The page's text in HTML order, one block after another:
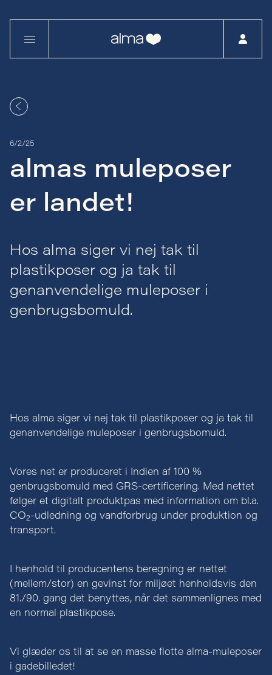
6/2/25
almas muleposer
er landet!
Hos alma siger vi nej tak til
plastikposer og ja tak til
genanvendelige muleposer i
genbrugsbomuld.
Hos alma siger vi nej tak til plastikposer og ja tak til
genanvendelige muleposer i genbrugsbomuld.
Vores net er produceret i Indien af 100 %
genbrugsbomuld med GRS-certificering. Med nettet
følger et digitalt produktpas med information om bl.a.
CO2-udledning og vandforbrug under produktion og
transport.
I henhold til producentens beregning er nettet
(mellem/stor) en gevinst for miljøet henholdsvis den
81./90. gang det benyttes, når det sammenlignes med
en normal plastikpose.
Vi glæder os til at se en masse flotte alma-muleposer
i gadebilledet!